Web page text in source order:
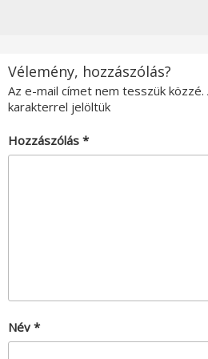
Vélemény, hozzászólás?
Az e-mail címet nem tesszük közzé.
karakterrel jelöltük
Hozzászólás *
Név *